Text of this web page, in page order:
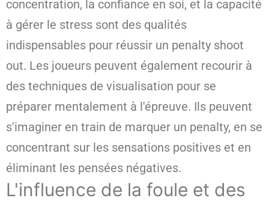
concentration, la confiance en soi, et la capacité
à gérer le stress sont des qualités
indispensables pour réussir un penalty shoot
out. Les joueurs peuvent également recourir à
des techniques de visualisation pour se
préparer mentalement à l'épreuve. Ils peuvent
s'imaginer en train de marquer un penalty, en se
concentrant sur les sensations positives et en
éliminant les pensées négatives.
L'influence de la foule et des